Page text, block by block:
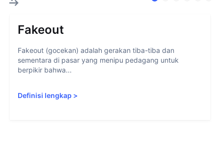
Fakeout
Fakeout (gocekan) adalah gerakan tiba-tiba dan
sementara di pasar yang menipu pedagang untuk
berpikir bahwa...
Definisi lengkap >